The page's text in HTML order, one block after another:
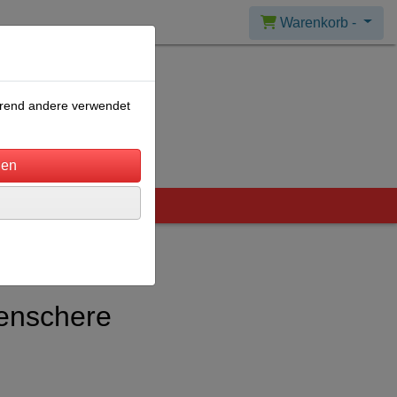
Warenkorb -
andere verwendet